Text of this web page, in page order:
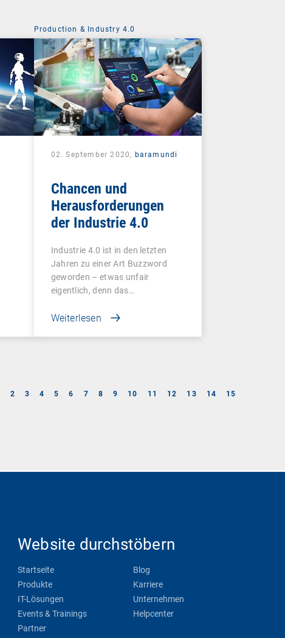
Production & Industry 4.0
02. September 2020, baramundi
Chancen und
Herausforderungen
der Industrie 4.0
Industrie 4.0 ist in den letzten
Jahren zu einer Art Buzzword
geworden – etwas unfair
eigentlich, denn das…
Weiterlesen
2 3 4 5 6 7 8 9 10 11 12 13 14 15
Website durchstöbern
Startseite
Produkte
IT-Lösungen
Events & Trainings
Partner
Blog
Karriere
Unternehmen
Helpcenter